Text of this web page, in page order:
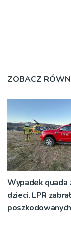
ZOBACZ
Wypadek quada
dzieci. LPR